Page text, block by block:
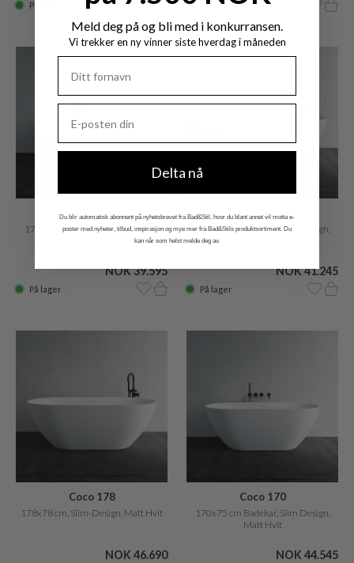
På lager På lager
Coco 170
170x75 cm Badekar, Slim Design,
NOK 39.595
På lager
Coco 178
178x78 cm Badekar, Slim Design,
NOK 41.245
På lager
Coco 178
178x78 cm, Slim-Design, Matt Hvit
NOK 46.690
Coco 170
170x75 cm Badekar, Slim Design,
Matt Hvit
NOK 44.545
Meld deg på og bli med i konkurransen.
Vi trekker en ny vinner siste hverdag i måneden
Delta nå
Du blir automatisk abonnent på nyhetsbrevet fra Bad&Stil, hvor du blant annet vil motta e-
poster med nyheter, tilbud, inspirasjon og mye mer fra Bad&Stils produktsortiment. Du
kan når som helst melde deg av.